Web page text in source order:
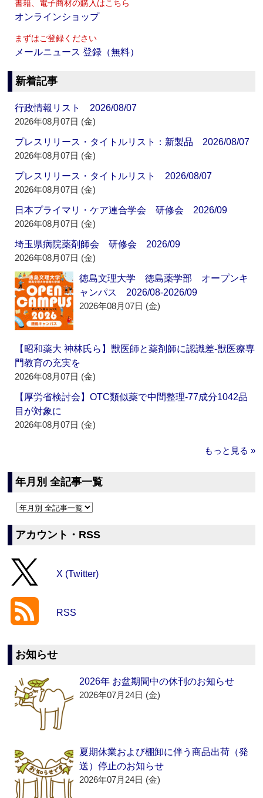
書籍、電子商材の購入はこちら
オンラインショップ
まずはご登録ください
メールニュース 登録（無料）
新着記事
行政情報リスト 2026/08/07
2026年08月07日 (金)
プレスリリース・タイトルリスト：新製品 2026/08/07
2026年08月07日 (金)
プレスリリース・タイトルリスト 2026/08/07
2026年08月07日 (金)
日本プライマリ・ケア連合学会 研修会 2026/09
2026年08月07日 (金)
埼玉県病院薬剤師会 研修会 2026/09
2026年08月07日 (金)
徳島文理大学 徳島薬学部 オープンキ
ャンパス 2026/08-2026/09
2026年08月07日 (金)
【昭和薬大 神林氏ら】獣医師と薬剤師に認識差‐獣医療専
門教育の充実を
2026年08月07日 (金)
【厚労省検討会】OTC類似薬で中間整理‐77成分1042品
目が対象に
2026年08月07日 (金)
もっと見る »
年月別 全記事一覧
アカウント・RSS
X (Twitter)
RSS
お知らせ
2026年 お盆期間中の休刊のお知らせ
2026年07月24日 (金)
夏期休業および棚卸に伴う商品出荷（発
送）停止のお知らせ
2026年07月24日 (金)